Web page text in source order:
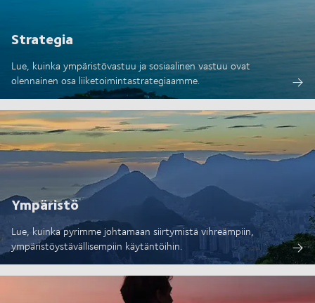
Strategia
Lue, kuinka ympäristövastuu ja sosiaalinen vastuu ovat
olennainen osa liiketoimintastrategiaamme.
Ympäristö
Lue, kuinka pyrimme johtamaan siirtymistä vihreämpiin,
ympäristöystävällisempiin käytäntöihin.